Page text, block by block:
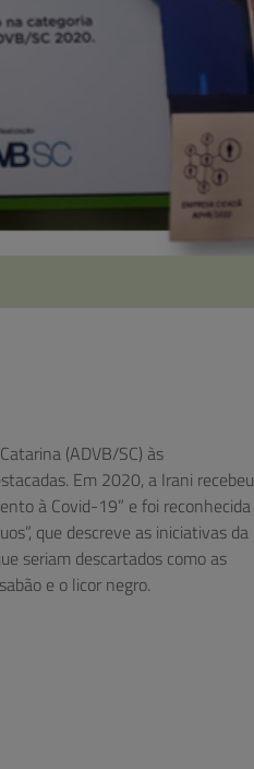
(ADVB/SC) às
Em 2020, a Irani recebeu
à Covid-19” e foi reconhecida
que descreve as iniciativas da
seriam descartados como as
e o licor negro.